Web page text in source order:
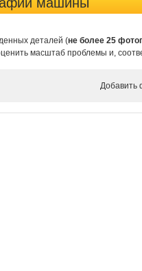
деталей (не более 25
масштаб проблемы и,
Добавить